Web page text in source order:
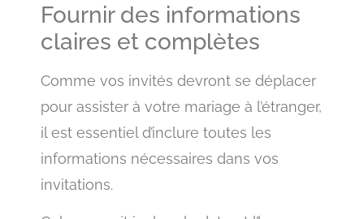
Fournir des informations
claires et complètes
Comme vos invités devront se déplacer
pour assister à votre mariage à l’étranger,
il est essentiel d’inclure toutes les
informations nécessaires dans vos
invitations.